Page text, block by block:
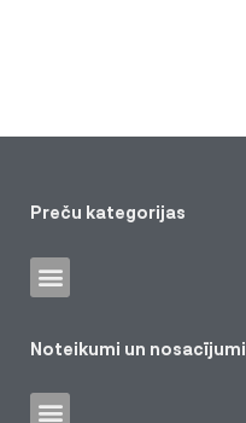
Preču kategorijas
Noteikumi un nosacījumi